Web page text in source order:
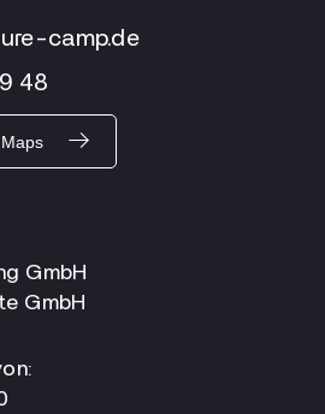
camp.de
48
GmbH
GmbH